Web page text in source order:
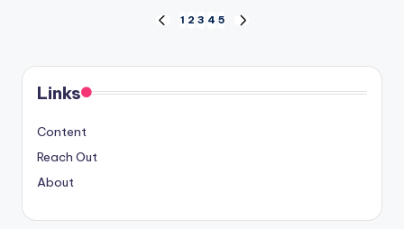
pagination
PREVIOUS
1 2 3 4 5
Links
Content
Reach Out
About